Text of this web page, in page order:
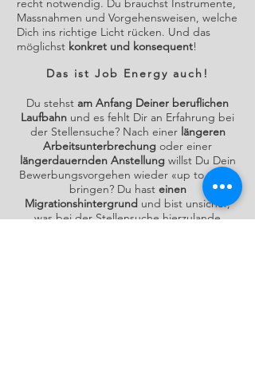
recht notwendig. Du brauchst Instrumente,
Massnahmen und Vorgehensweisen, welche
Dich ins richtige Licht rücken. Und das
möglichst konkret und konsequent!
Das ist Job Energy auch!
Du stehst am Anfang Deiner beruflichen
Laufbahn und es fehlt Dir an Erfahrung bei
der Stellensuche? Nach einer längeren
Arbeitsunterbrechung oder einer
längerdauernden Anstellungwillst Du Dein
Bewerbungsvorgehen wieder «up to date»
bringen? Du hast einen
Migrationshintergrund und bist unsicher,
was bei der Stellensuche hierzulande